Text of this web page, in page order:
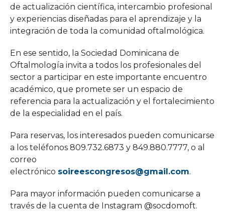
de actualización científica, intercambio profesional
y experiencias diseñadas para el aprendizaje y la
integración de toda la comunidad oftalmológica.
En ese sentido, la Sociedad Dominicana de
Oftalmología invita a todos los profesionales del
sector a participar en este importante encuentro
académico, que promete ser un espacio de
referencia para la actualización y el fortalecimiento
de la especialidad en el país.
Para reservas, los interesados pueden comunicarse
a los teléfonos 809.732.6873 y 849.880.7777, o al
correo
electrónico soireescongresos@gmail.com.
Para mayor información pueden comunicarse a
través de la cuenta de Instagram @socdomoft.